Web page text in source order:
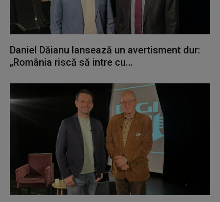
Daniel Dăianu lansează un avertisment dur:
„România riscă să intre cu...